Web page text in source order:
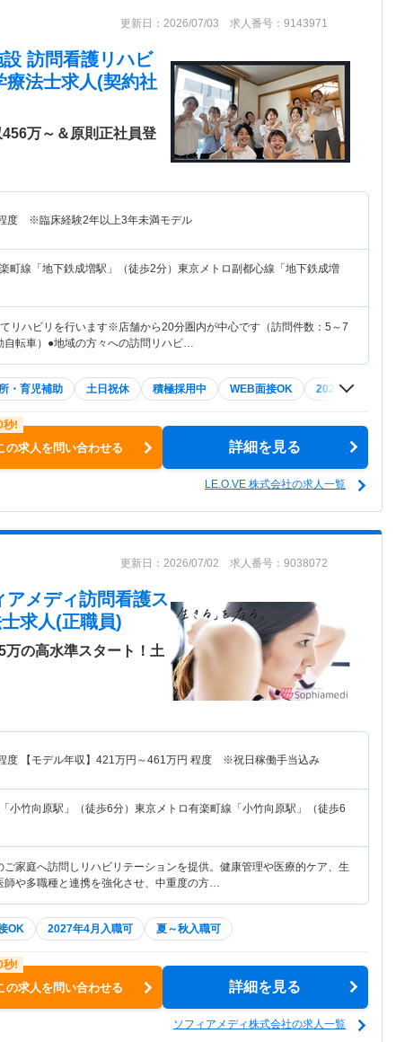
更新日：2026/07/03 求人番号：9143971
訪問看護リハビ
療法士求人(契約社
万～＆原則正社員登
度 ※臨床経験2年以上3年未満モデル
町線「地下鉄成増駅」（徒歩2分）東京メトロ副都心線「地下鉄成増
リハビリを行います※店舗から20分圏内が中心です（訪問件数：5～7
自転車）●地域の方々への訪問リハビ…
・育児補助 土日祝休 積極採用中 WEB面接OK 2027年4月入職可
の求人を問い合わせる 詳細を見る
LE.O.VE 株式会社の求人一覧
更新日：2026/07/02 求人番号：9038072
アメディ訪問看護ス
求人(正職員)
万の高水準スタート！土
度 【モデル年収】 421万円～461万円 程度 ※祝日稼働手当込み
小竹向原駅」（徒歩6分）東京メトロ有楽町線「小竹向原駅」（徒歩6
家庭へ訪問しリハビリテーションを提供。健康管理や医療的ケア、生
師や多職種と連携を強化させ、中重度の方…
OK 2027年4月入職可 夏～秋入職可
の求人を問い合わせる 詳細を見る
ソフィアメディ株式会社の求人一覧